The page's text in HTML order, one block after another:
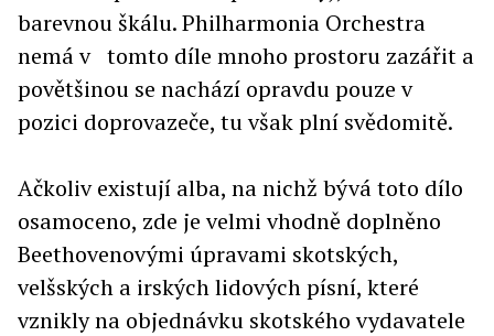
barevnou škálu. Philharmonia Orchestra
nemá v tomto díle mnoho prostoru zazářit a
povětšinou se nachází opravdu pouze v
pozici doprovazeče, tu však plní svědomitě.
Ačkoliv existují alba, na nichž bývá toto dílo
osamoceno, zde je velmi vhodně doplněno
Beethovenovými úpravami skotských,
velšských a irských lidových písní, které
vznikly na objednávku skotského vydavatele